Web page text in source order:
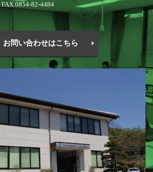
82-4484
お問い合わせはこちら